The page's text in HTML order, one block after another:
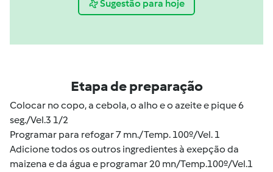
Sugestão para hoje
Etapa de preparação
Colocar no copo, a cebola, o alho e o azeite e pique 6
seg./Vel.3 1/2
Programar para refogar 7 mn./ Temp. 100º/Vel. 1
Adicione todos os outros ingredientes à exepção da
maizena e da água e programar 20 mn/Temp.100º/Vel.1